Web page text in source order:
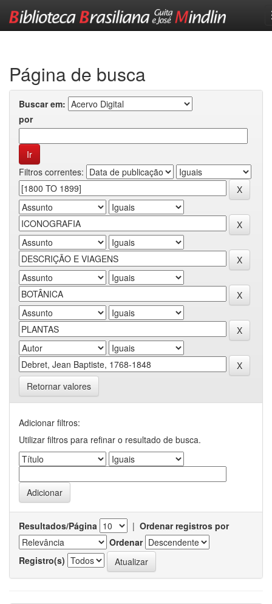
Página de busca
Buscar em:
por
Filtros correntes:
Retornar valores
Adicionar filtros:
Utilizar filtros para refinar o resultado de busca.
Resultados/Página | Ordenar registros por
Ordenar
Registro(s)